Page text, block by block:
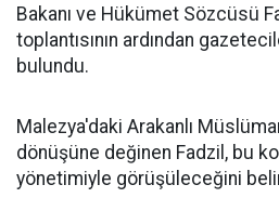
Bakanı ve Hükümet Sözcüsü
toplantısının ardından
bulundu.
Malezya'daki Arakanlı
dönüşüne değinen Fadzil, bu
yönetimiyle görüşüleceğini